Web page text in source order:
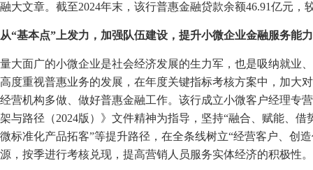
融大文章。截至2024年末，该行普惠金融贷款余额46.91亿元
从“基本点”上发力，加强队伍建设，提升小微企业金融服务能力
量大面广的小微企业是社会经济发展的生力军，也是吸纳就业
高度重视普惠业务的发展，在年度关键指标考核方案中，加大
经营机构多做、做好普惠金融工作。该行成立小微客户经理专
架与路径（2024版）》文件精神为指导，坚持“融合、赋能、
微标准化产品拓客”等提升路径，在全条线树立“经营客户、创
源，按季进行考核兑现，提高营销人员服务实体经济的积极性。